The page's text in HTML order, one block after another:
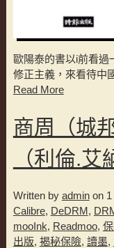
歐陽泰的書以i前看過
修正主義，來看待中
Read More
商周（城
（利倫.艾
Written by adminon 1
Calibre, DeDRM,
mooInk, Readmoo,
出版, 揭秘保險, 讀墨,